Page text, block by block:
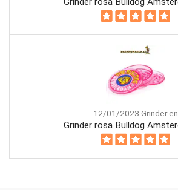
12/01/2023 Grinder en
Grinder rosa Bulldog